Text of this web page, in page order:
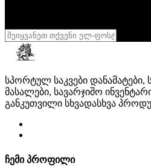
სპორტულ საკვები დანამატები,
მასალები, სავარჯიშო
განკუთვილი სხვადასხვა
ჩემი პროფილი